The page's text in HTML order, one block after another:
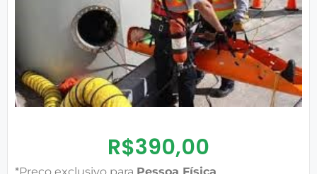
R$390,00
*Preço exclusivo para Pessoa Física